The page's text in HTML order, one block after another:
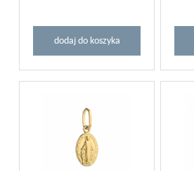
dodaj do koszyka